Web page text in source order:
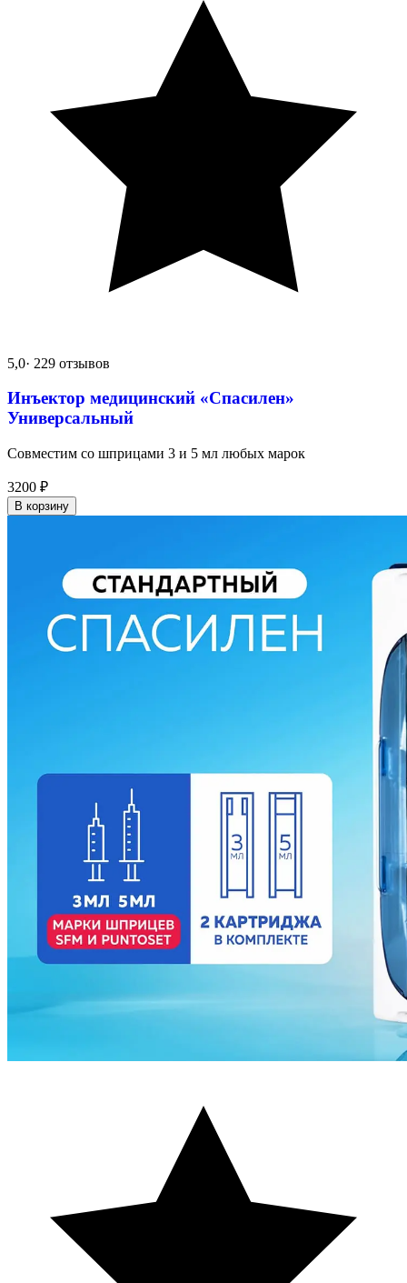
5,0· 229 отзывов
Инъектор медицинский «Спасилен»
Универсальный
Совместим со шприцами 3 и 5 мл любых марок
3200 ₽
В корзину